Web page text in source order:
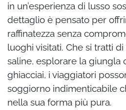
in un’esperienza di lusso
dettaglio è pensato per
raffinatezza senza
luoghi visitati. Che si tratti
saline, esplorare la giungla
ghiacciai, i viaggiatori
soggiorno indimenticabile
nella sua forma più pura.